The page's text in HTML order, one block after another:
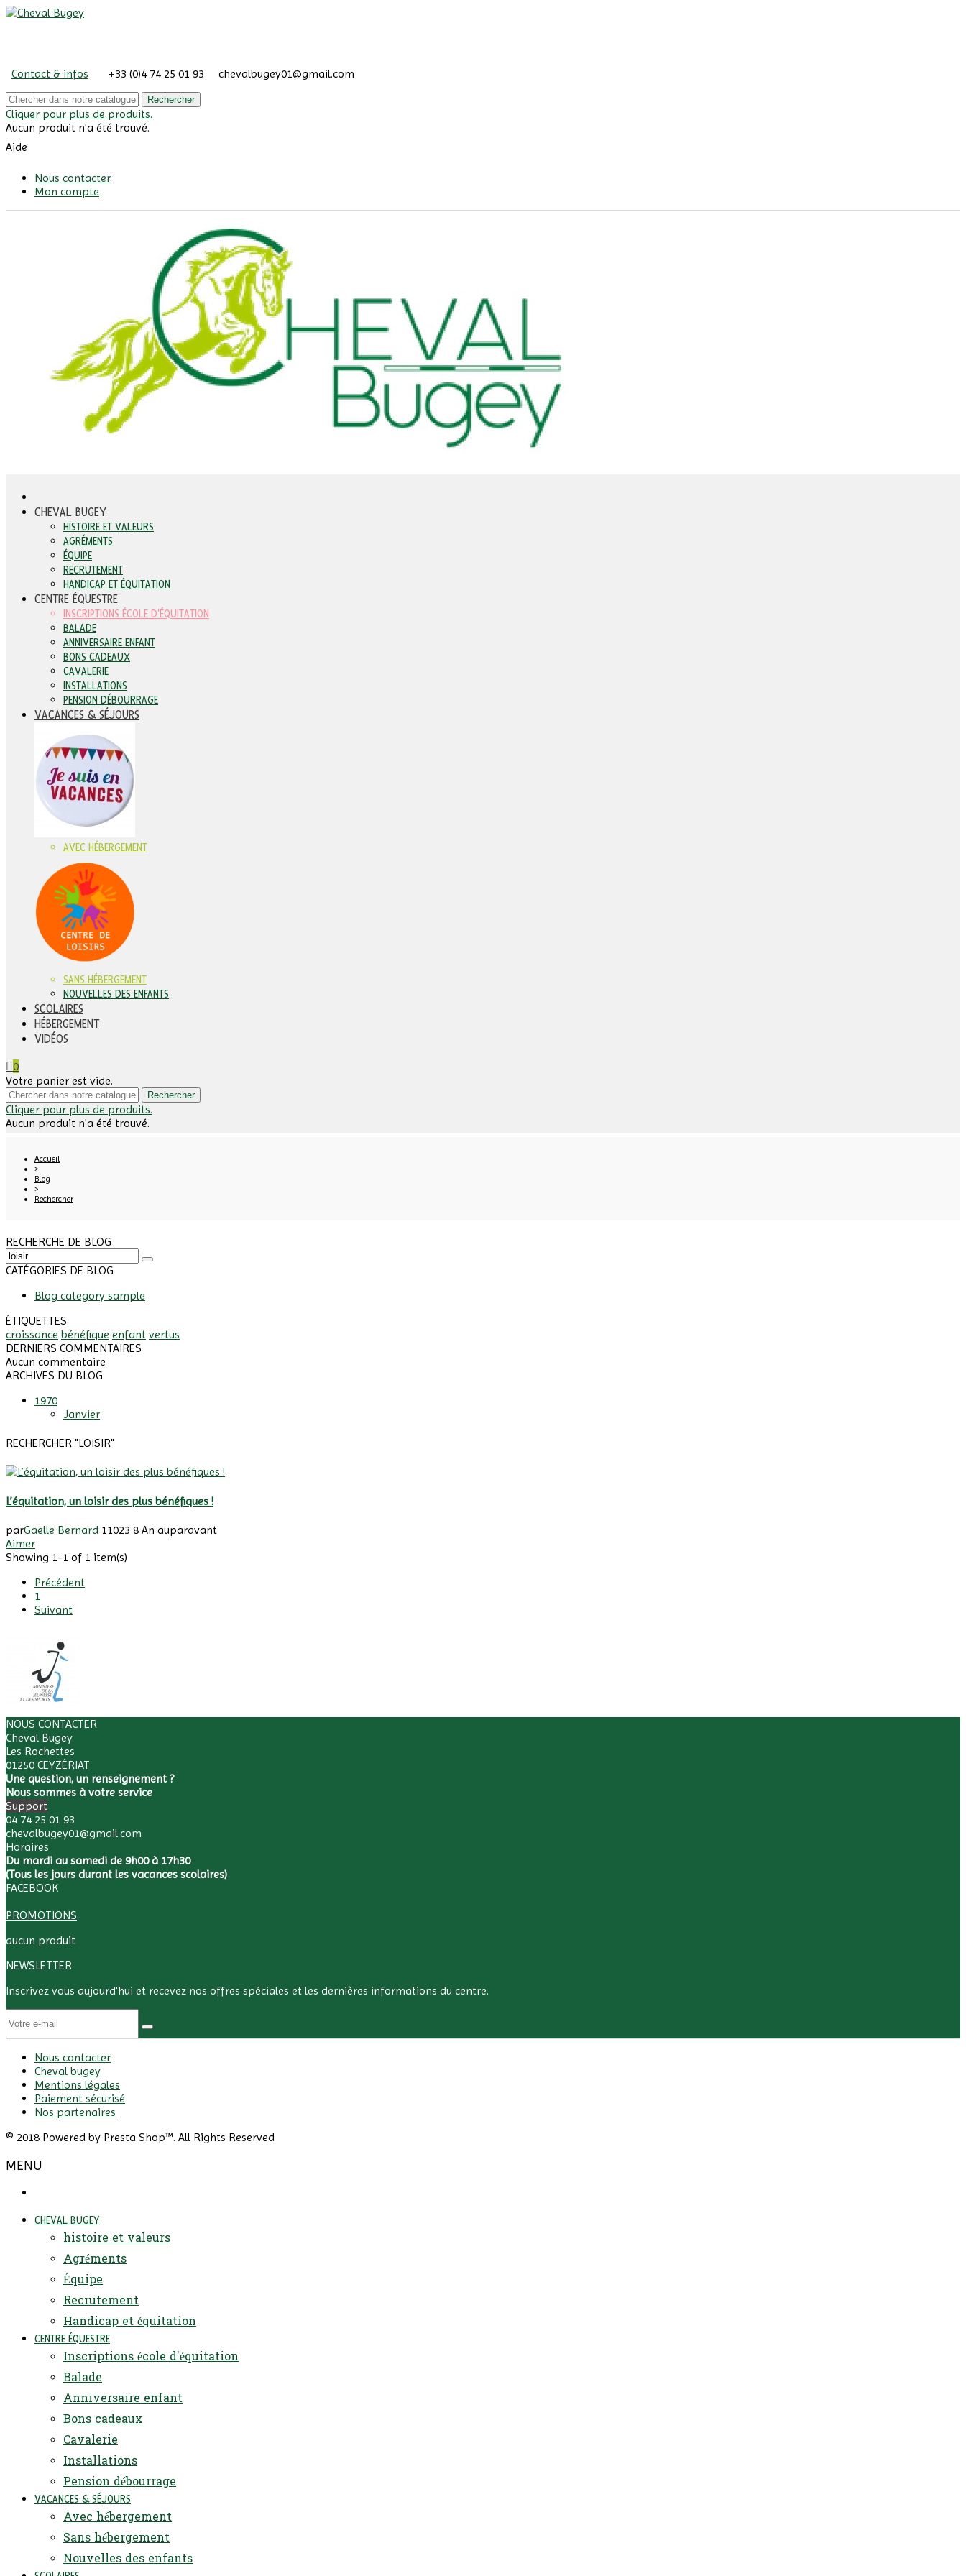
Contact & infos +33 (0)4 74 25 01 93 chevalbugey01@gmail.com
Rechercher
Cliquer pour plus de produits.
Aucun produit n'a été trouvé.
Aide
Nous contacter
Mon compte
CHEVAL BUGEY
HISTOIRE ET VALEURS
AGRÉMENTS
ÉQUIPE
RECRUTEMENT
HANDICAP ET ÉQUITATION
CENTRE ÉQUESTRE
INSCRIPTIONS ÉCOLE D'ÉQUITATION
BALADE
ANNIVERSAIRE ENFANT
BONS CADEAUX
CAVALERIE
INSTALLATIONS
PENSION DÉBOURRAGE
VACANCES & SÉJOURS
AVEC HÉBERGEMENT
SANS HÉBERGEMENT
NOUVELLES DES ENFANTS
SCOLAIRES
HÉBERGEMENT
VIDÉOS
0
Votre panier est vide.
Rechercher
Cliquer pour plus de produits.
Aucun produit n'a été trouvé.
Accueil
>
Blog
>
Rechercher
RECHERCHE DE BLOG
CATÉGORIES DE BLOG
Blog category sample
ÉTIQUETTES
croissance bénéfique enfant vertus
DERNIERS COMMENTAIRES
Aucun commentaire
ARCHIVES DU BLOG
1970
Janvier
RECHERCHER "LOISIR"
L’équitation, un loisir des plus bénéfiques !
parGaelle Bernard 11023 8 An auparavant
Aimer
Showing 1-1 of 1 item(s)
Précédent
1
Suivant
NOUS CONTACTER
Cheval Bugey
Les Rochettes
01250 CEYZÉRIAT
Une question, un renseignement ?
Nous sommes à votre service
Support
04 74 25 01 93
chevalbugey01@gmail.com
Horaires
Du mardi au samedi de 9h00 à 17h30
(Tous les jours durant les vacances scolaires)
FACEBOOK
PROMOTIONS
aucun produit
NEWSLETTER
Inscrivez vous aujourd'hui et recevez nos offres spéciales et les dernières informations du centre.
Nous contacter
Cheval bugey
Mentions légales
Paiement sécurisé
Nos partenaires
© 2018 Powered by Presta Shop™. All Rights Reserved
MENU
CHEVAL BUGEY
histoire et valeurs
Agréments
Équipe
Recrutement
Handicap et équitation
CENTRE ÉQUESTRE
Inscriptions école d'équitation
Balade
Anniversaire enfant
Bons cadeaux
Cavalerie
Installations
Pension débourrage
VACANCES & SÉJOURS
Avec hébergement
Sans hébergement
Nouvelles des enfants